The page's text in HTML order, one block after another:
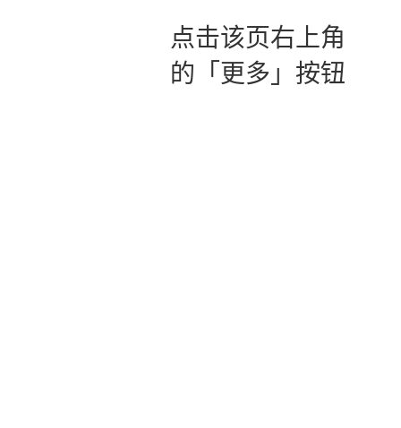
点击该页右上角
的「更多」按钮